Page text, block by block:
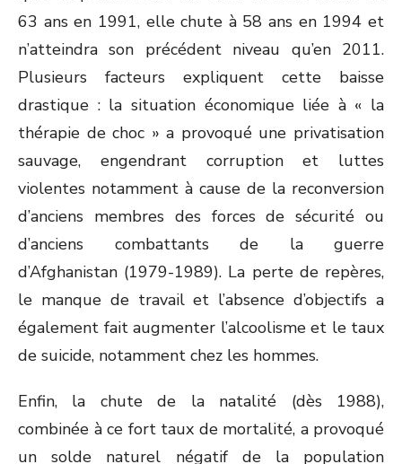
63 ans en 1991, elle chute à 58 ans en 1994 et
n’atteindra son précédent niveau qu’en 2011.
Plusieurs facteurs expliquent cette baisse
drastique : la situation économique liée à « la
thérapie de choc » a provoqué une privatisation
sauvage, engendrant corruption et luttes
violentes notamment à cause de la reconversion
d’anciens membres des forces de sécurité ou
d’anciens combattants de la guerre
d’Afghanistan (1979-1989). La perte de repères,
le manque de travail et l’absence d’objectifs a
également fait augmenter l’alcoolisme et le taux
de suicide, notamment chez les hommes.
Enfin, la chute de la natalité (dès 1988),
combinée à ce fort taux de mortalité, a provoqué
un solde naturel négatif de la population